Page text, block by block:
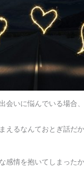
会いに悩んでいる場合
えるなんておとぎ話だ
感情を抱いてしまったか